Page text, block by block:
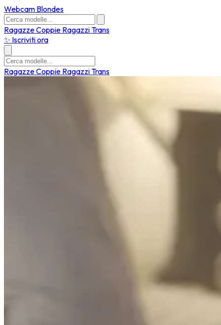
Webcam Blondes
RagazzeCoppie RagazziTrans
✨ Iscriviti ora
RagazzeCoppie RagazziTrans